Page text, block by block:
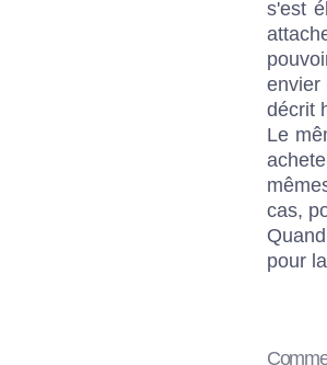
s'est
décrit
Le
cas,
pour